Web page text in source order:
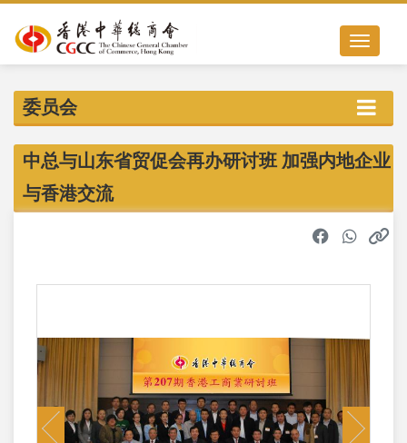
Toggle
委员会
中总与山东省贸促会再办研讨班 加强内地企业
与香港交流
Previous Next